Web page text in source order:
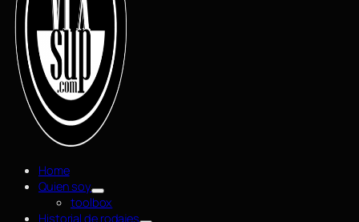
Home
Quien soy
toolbox
Historial de rodajes